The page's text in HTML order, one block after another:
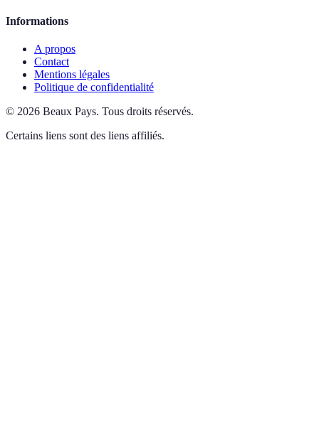
Informations
A propos
Contact
Mentions légales
Politique de confidentialité
© 2026 Beaux Pays. Tous droits réservés.
Certains liens sont des liens affiliés.